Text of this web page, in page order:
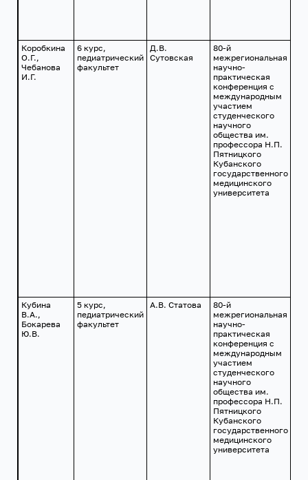
Коробкина
О.Г.,
Чебанова
И.Г.
6 курс,
педиатрический
факультет
Д.В.
Сутовская
80-й
межрегиональная
научно-
практическая
конференция с
международным
участием
студенческого
научного
общества им.
профессора Н.П.
Пятницкого
Кубанского
государственного
медицинского
университета
Кубина
В.А.,
Бокарева
Ю.В.
5 курс,
педиатрический
факультет
А.В. Статова
80-й
межрегиональная
научно-
практическая
конференция с
международным
участием
студенческого
научного
общества им.
профессора Н.П.
Пятницкого
Кубанского
государственного
медицинского
университета